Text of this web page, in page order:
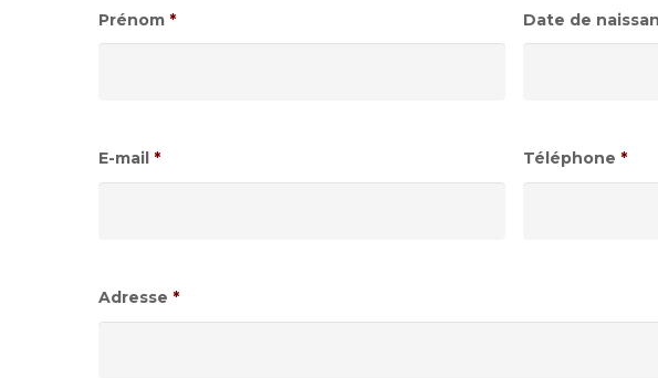
Prénom * Date de
E-mail * Téléphone *
Adresse *